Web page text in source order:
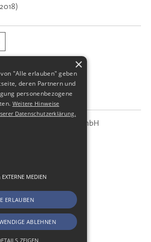
Trenner & Kollegen GmbH
55
(0) 351 - 87 32 699
×
"Alle erlauben" geben
deren Partnern und
personenbezogene
Weitere Hinweise
Datenschutzerklärung.
MEDIEN
ERLAUBEN
ABLEHNEN
ZEIGEN